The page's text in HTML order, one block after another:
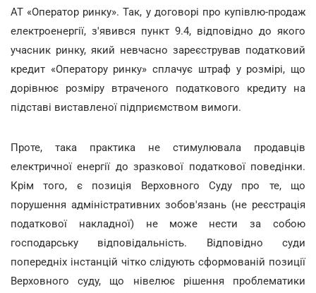
АТ «Оператор ринку». Так, у договорі про купівлю-продаж
електроенергії, з'явився пункт 9.4, відповідно до якого
учасник ринку, який невчасно зареєстрував податковий
кредит «Оператору ринку» сплачує штраф у розмірі, що
дорівнює розміру втраченого податкового кредиту на
підставі виставленої підприємством вимоги.
Проте, така практика не стимулювала продавців
електричної енергії до зразкової податкової поведінки.
Крім того, є позиція Верховного Cуду про те, що
порушення адміністративних зобов'язань (не реєстрація
податкової накладної) не може нести за собою
господарську відповідальність. Відповідно суди
попередніх інстанцій чітко слідують сформованій позиції
Верховного суду, що нівелює рішення проблематики